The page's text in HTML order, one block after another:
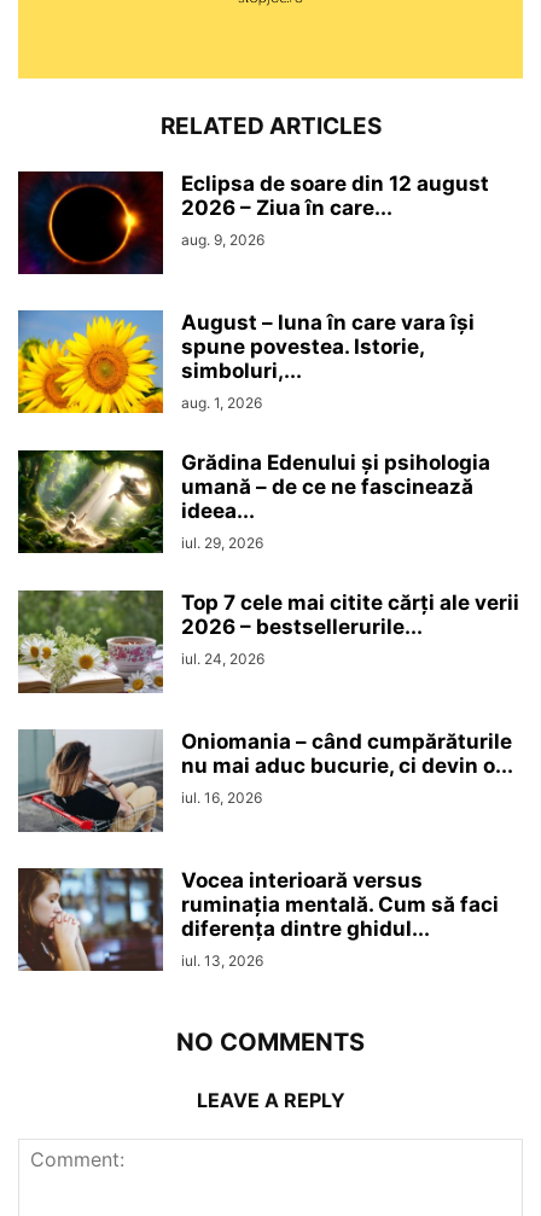
RELATED ARTICLES
Eclipsa de soare din 12 august
2026 – Ziua în care...
aug. 9, 2026
August – luna în care vara își
spune povestea. Istorie,
simboluri,...
aug. 1, 2026
Grădina Edenului și psihologia
umană – de ce ne fascinează
ideea...
iul. 29, 2026
Top 7 cele mai citite cărți ale verii
2026 – bestsellerurile...
iul. 24, 2026
Oniomania – când cumpărăturile
nu mai aduc bucurie, ci devin o...
iul. 16, 2026
Vocea interioară versus
ruminaţia mentală. Cum să faci
diferența dintre ghidul...
iul. 13, 2026
NO COMMENTS
LEAVE A REPLY